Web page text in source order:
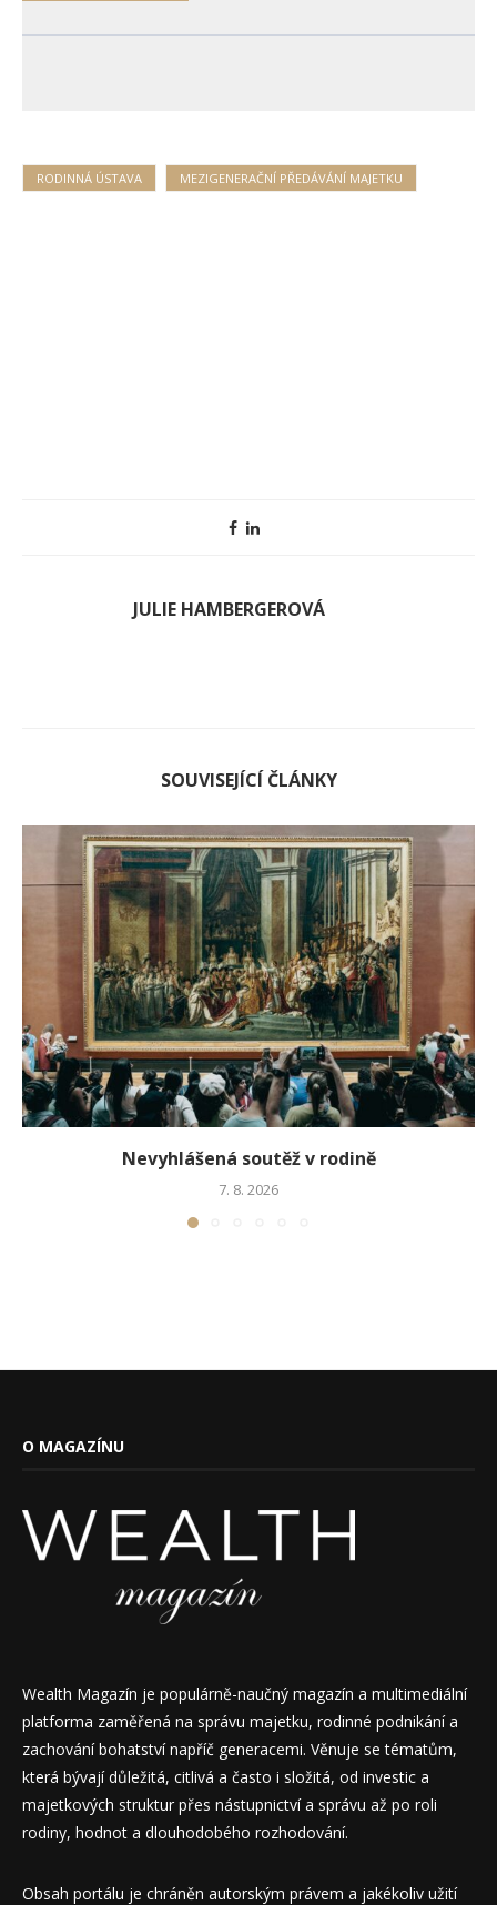
RODINNÁ ÚSTAVA MEZIGENERAČNÍ PŘEDÁVÁNÍ MAJETKU
JULIE HAMBERGEROVÁ
SOUVISEJÍCÍ ČLÁNKY
Nevyhlášená soutěž v rodině
7. 8. 2026
O MAGAZÍNU
Wealth Magazín je populárně-naučný magazín a multimediální
platforma zaměřená na správu majetku, rodinné podnikání a
zachování bohatství napříč generacemi. Věnuje se tématům,
která bývají důležitá, citlivá a často i složitá, od investic a
majetkových struktur přes nástupnictví a správu až po roli
rodiny, hodnot a dlouhodobého rozhodování.
Obsah portálu je chráněn autorským právem a jakékoliv užití